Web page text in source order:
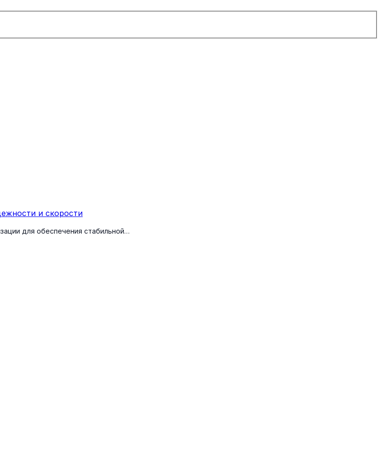
и скорости
для обеспечения стабильной…